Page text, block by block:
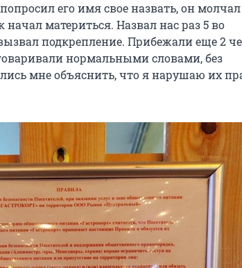
его имя свое назвать, он
материться. Назвал нас раз 5 во
подкрепление. Прибежали еще 2
нормальными словами, без
мне объяснить, что я нарушаю их